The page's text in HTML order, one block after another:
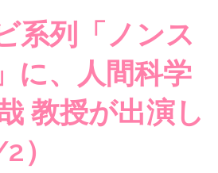
系列「ノンス
に、人間科学
教授が出演し
）